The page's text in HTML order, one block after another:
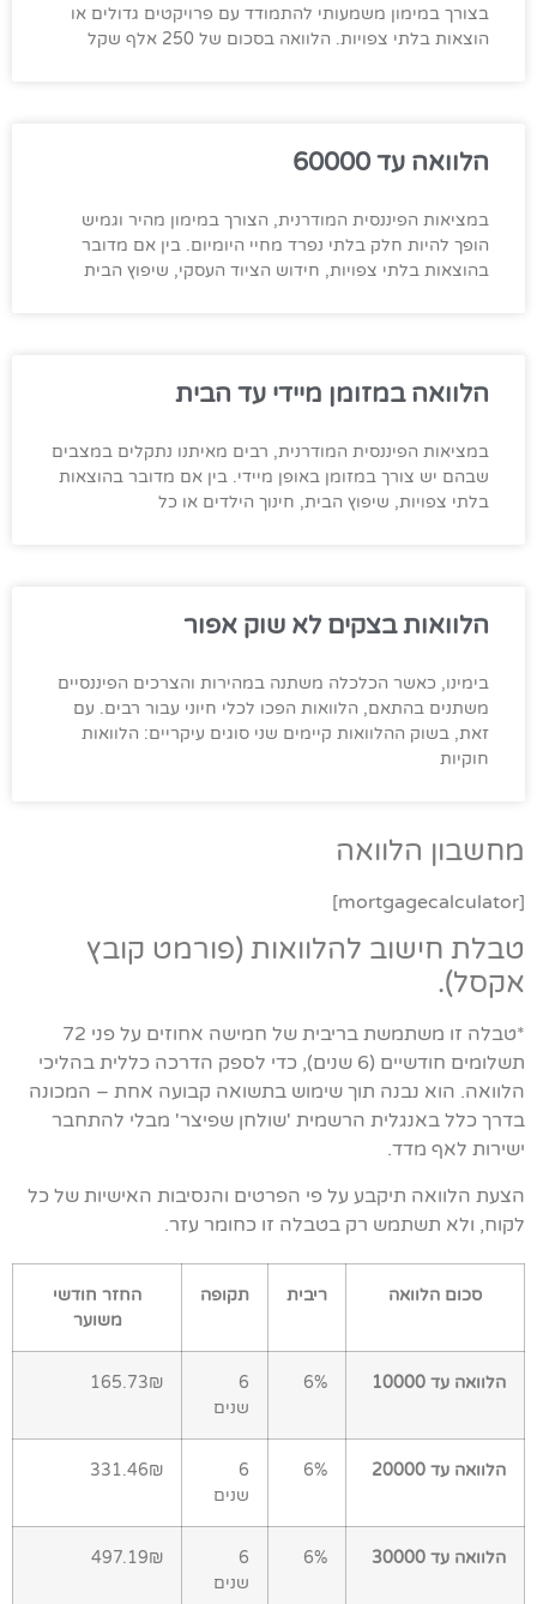
בצורך במימון משמעותי להתמודד עם פרויקטים גדולים או
הוצאות בלתי צפויות. הלוואה בסכום של 250 אלף שקל
הלוואה עד 60000
במציאות הפיננסית המודרנית, הצורך במימון מהיר וגמיש
הופך להיות חלק בלתי נפרד מחיי היומיום. בין אם מדובר
בהוצאות בלתי צפויות, חידוש הציוד העסקי, שיפוץ הבית
הלוואה במזומן מיידי עד הבית
במציאות הפיננסית המודרנית, רבים מאיתנו נתקלים במצבים
שבהם יש צורך במזומן באופן מיידי. בין אם מדובר בהוצאות
בלתי צפויות, שיפוץ הבית, חינוך הילדים או כל
הלוואות בצקים לא שוק אפור
בימינו, כאשר הכלכלה משתנה במהירות והצרכים הפיננסיים
משתנים בהתאם, הלוואות הפכו לכלי חיוני עבור רבים. עם
זאת, בשוק ההלוואות קיימים שני סוגים עיקריים: הלוואות
חוקיות
מחשבון הלוואה
[mortgagecalculator]
טבלת חישוב להלוואות (פורמט קובץ
אקסל).
*טבלה זו משתמשת בריבית של חמישה אחוזים על פני 72
תשלומים חודשיים (6 שנים), כדי לספק הדרכה כללית בהליכי
הלוואה. הוא נבנה תוך שימוש בתשואה קבועה אחת – המכונה
בדרך כלל באנגלית הרשמית 'שולחן שפיצר' מבלי להתחבר
ישירות לאף מדד.
הצעת הלוואה תיקבע על פי הפרטים והנסיבות האישיות של כל
לקוח, ולא תשתמש רק בטבלה זו כחומר עזר.
סכום הלוואה ריבית תקופה
החזר חודשי
משוער
הלוואה עד 10000 6%
6
שנים
165.73₪
הלוואה עד 20000 6%
6
שנים
331.46₪
הלוואה עד 30000 6%
6
שנים
497.19₪